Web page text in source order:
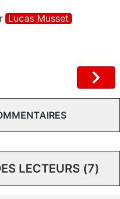
Lucas Musset
LECTEURS (7)